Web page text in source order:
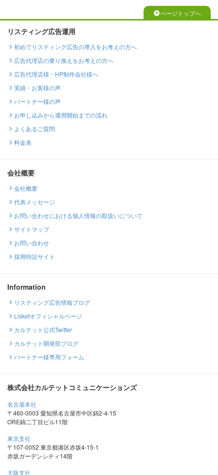
ページトップへ
リスティング広告運用
初めてリスティング広告の導入をお考えの方へ
広告代理店の乗り換えをお考えの方へ
広告代理店様・HP制作会社様へ
実績・お客様の声
パートナー様の声
お申し込みから運用開始までの流れ
よくあるご質問
料金表
会社概要
会社概要
代表メッセージ
お問い合わせにおける個人情報の取扱いについて
サイトマップ
お問い合わせ
採用特設サイト
Information
リスティング広告情報ブログ
Lisketオフィシャルページ
カルテット公式Twitter
カルテット開発部ブログ
パートナー様専用フォーム
株式会社カルテットコミュニケーションズ
名古屋本社
〒460-0003 愛知県名古屋市中区錦2-4-15
ORE錦二丁目ビル11階
東京支社
〒107-0052 東京都港区赤坂4-15-1
赤坂ガーデンシティ14階
大阪支社